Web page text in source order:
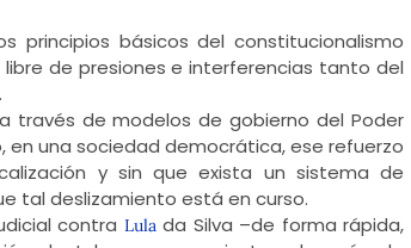
principios básicos del constitucionalismo
de presiones e interferencias tanto del
través de modelos de gobierno del Poder
en una sociedad democrática, ese refuerzo
y sin que exista un sistema de
tal deslizamiento está en curso.
contra Lulada Silva –de forma rápida,